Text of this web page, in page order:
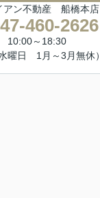
アン不動産 船橋本店
460-2626
10:00～18:30
水曜日 1月～3月無休）